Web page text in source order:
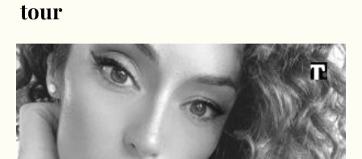
tour